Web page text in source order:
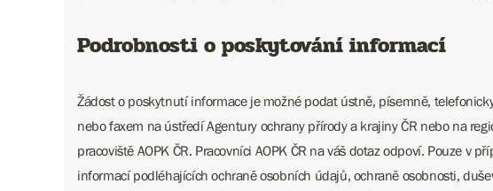
Podrobnosti o poskytování informací
Žádost o poskytnutí informace je možné podat ústně, písemně,
nebo faxem na ústředí Agentury ochrany přírody a krajiny ČR nebo na
pracoviště AOPK ČR. Pracovníci AOPK ČR na váš dotaz odpoví. Pouze v
informací podléhajících ochraně osobních údajů, ochraně osobnosti,